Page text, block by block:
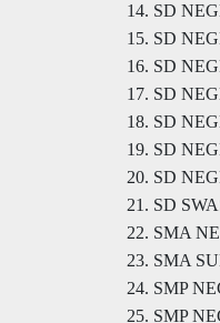
14. SD
15. SD
16. SD
17. SD
18. SD
19. SD
20. SD
21. SD
22. SMA
23. SMA
24. SMP
25. SMP